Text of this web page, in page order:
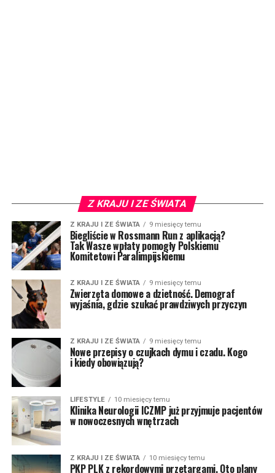
Z KRAJU I ZE ŚWIATA
Z KRAJU I ZE ŚWIATA 9 miesięcy temu
Biegliście w Rossmann Run z aplikacją?
Tak Wasze wpłaty pomogły Polskiemu
Komitetowi Paralimpijskiemu
Z KRAJU I ZE ŚWIATA 9 miesięcy temu
Zwierzęta domowe a dzietność. Demograf
wyjaśnia, gdzie szukać prawdziwych przyczyn
Z KRAJU I ZE ŚWIATA 9 miesięcy temu
Nowe przepisy o czujkach dymu i czadu. Kogo
i kiedy obowiązują?
LIFESTYLE 10 miesięcy temu
Klinika Neurologii ICZMP już przyjmuje pacjentów
w nowoczesnych wnętrzach
Z KRAJU I ZE ŚWIATA 10 miesięcy temu
PKP PLK z rekordowymi przetargami. Oto plany